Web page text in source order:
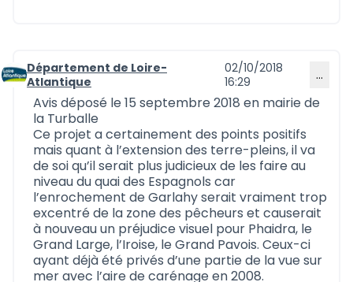
Commentaire 570
Département de Loire-
Atlantique
02/10/2018
16:29
…
Avis déposé le 15 septembre 2018 en mairie de
la Turballe
Ce projet a certainement des points positifs
mais quant à l’extension des terre-pleins, il va
de soi qu’il serait plus judicieux de les faire au
niveau du quai des Espagnols car
l’enrochement de Garlahy serait vraiment trop
excentré de la zone des pêcheurs et causerait
à nouveau un préjudice visuel pour Phaidra, le
Grand Large, l’Iroise, le Grand Pavois. Ceux-ci
ayant déjà été privés d’une partie de la vue sur
mer avec l’aire de carénage en 2008.